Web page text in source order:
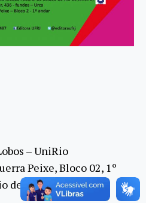
– UniRio
Peixe, Bloco 02, 1º
de Janeiro, RJ